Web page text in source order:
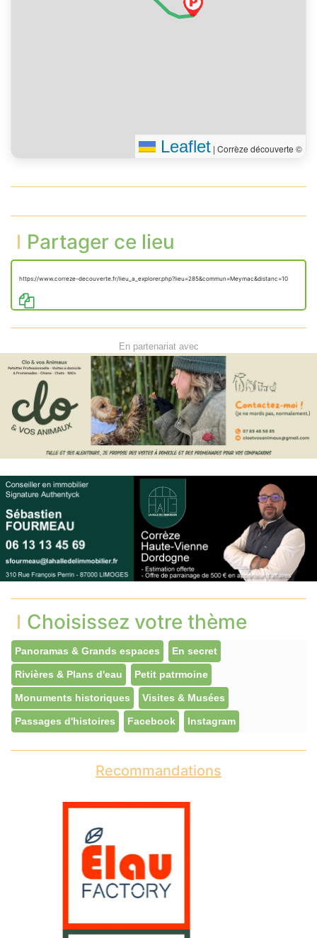
Leaflet | Corrèze découverte ©
Partager ce lieu
https://www.correze-decouverte.fr/lieu_a_explorer.php?lieu=285&commun=Meymac&distanc=10
En partenariat avec
Choisissez votre thème
Panoramas & Grands espaces En secret
Rivières & Plans d'eau Petit patrmoine
Monuments historiques Visites & Musées
Passages d'histoires Facebook Instagram
Recommandations